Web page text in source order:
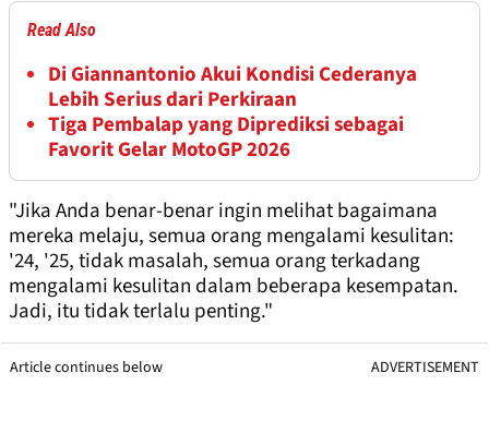
Read Also
Di Giannantonio Akui Kondisi Cederanya
Lebih Serius dari Perkiraan
Tiga Pembalap yang Diprediksi sebagai
Favorit Gelar MotoGP 2026
"Jika Anda benar-benar ingin melihat bagaimana
mereka melaju, semua orang mengalami kesulitan:
'24, '25, tidak masalah, semua orang terkadang
mengalami kesulitan dalam beberapa kesempatan.
Jadi, itu tidak terlalu penting."
Article continues below ADVERTISEMENT